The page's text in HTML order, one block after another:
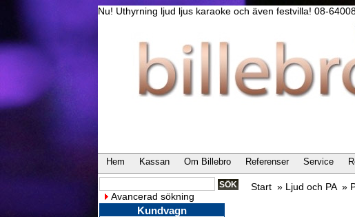
Nu! Uthyrning ljud ljus karaoke och även festvilla! 08-
Hem Kassan Om Billebro Referenser Service
Avancerad sökning
Kundvagn
Start » Ljud och PA»